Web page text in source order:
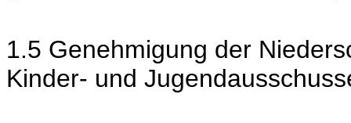
1.5 Genehmigung der
Kinder- und